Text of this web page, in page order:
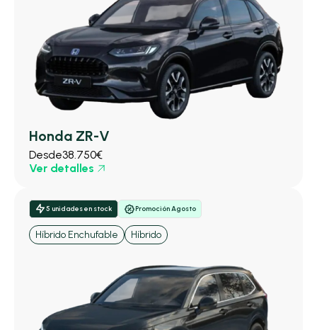
Honda ZR-V
Desde38.750€
Ver detalles
5 unidades en stock Promoción Agosto
Híbrido Enchufable Híbrido